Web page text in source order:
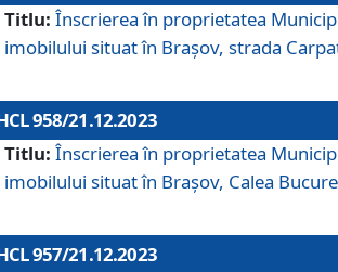
Titlu: Înscrierea în proprietatea
imobilului situat în Brașov, strada
958/21.12.2023
Titlu: Înscrierea în proprietatea
imobilului situat în Brașov, Calea
957/21.12.2023